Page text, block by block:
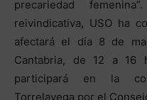
precariedad
reivindicativa, USO ha
afectará el día 8 de
Cantabria, de 12 a 16
participará en la
Torrelavega por el